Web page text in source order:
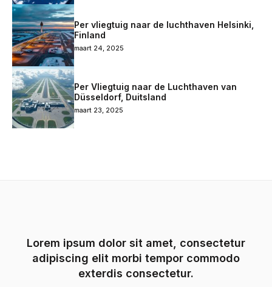
Per vliegtuig naar de luchthaven Helsinki,
Finland
maart 24, 2025
Per Vliegtuig naar de Luchthaven van
Düsseldorf, Duitsland
maart 23, 2025
Lorem ipsum dolor sit amet, consectetur
adipiscing elit morbi tempor commodo
exterdis consectetur.